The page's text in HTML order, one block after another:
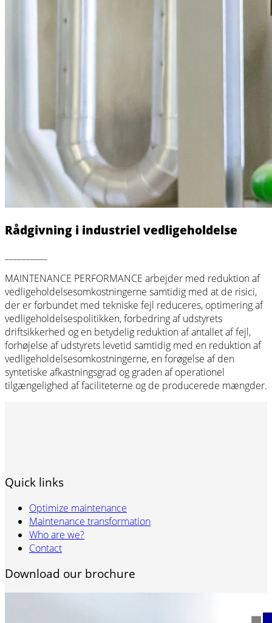
Rådgivning i industriel vedligeholdelse
MAINTENANCE PERFORMANCE arbejder med reduktion af
vedligeholdelsesomkostningerne samtidig med at de risici,
der er forbundet med tekniske fejl reduceres, optimering af
vedligeholdelsespolitikken, forbedring af udstyrets
driftsikkerhed og en betydelig reduktion af antallet af fejl,
forhøjelse af udstyrets levetid samtidig med en reduktion af
vedligeholdelsesomkostningerne, en forøgelse af den
syntetiske afkastningsgrad og graden af operationel
tilgængelighed af faciliteterne og de ​​producerede mængder.
Quick links
Optimize maintenance
Maintenance transformation
Who are we?
Contact
Download our brochure